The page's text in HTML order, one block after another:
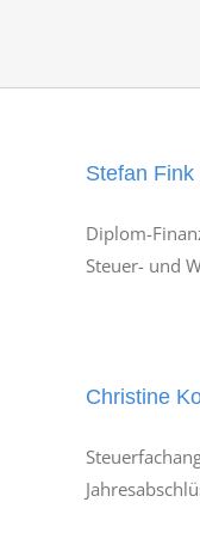
Stefan Fink
Diplom-
Steuer- und
Christine